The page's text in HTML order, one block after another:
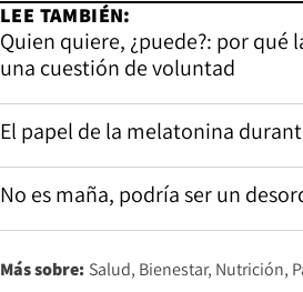
LEE TAMBIÉN:
Quien quiere, ¿puede?: por qué
una cuestión de voluntad
El papel de la melatonina
No es maña, podría ser un
Más sobre: Salud Bienestar Nutrición